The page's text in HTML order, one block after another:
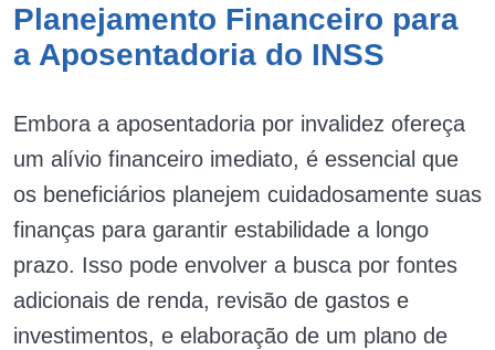
Planejamento Financeiro para
a Aposentadoria do INSS
Embora a aposentadoria por invalidez ofereça
um alívio financeiro imediato, é essencial que
os beneficiários planejem cuidadosamente suas
finanças para garantir estabilidade a longo
prazo. Isso pode envolver a busca por fontes
adicionais de renda, revisão de gastos e
investimentos, e elaboração de um plano de